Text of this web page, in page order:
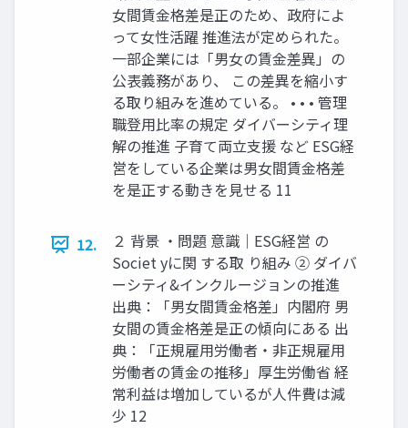
女間賃金格差是正のため、政府によ
って女性活躍 推進法が定められた。
一部企業には「男女の賃金差異」の
公表義務があり、 この差異を縮小す
る取り組みを進めている。 • • • 管理
職登用比率の規定 ダイバーシティ理
解の推進 子育て両立支援 など ESG経
営をしている企業は男女間賃金格差
を是正する動きを見せる 11
12.
２ 背景 ・問題 意識｜ESG経営 の
Societ yに関 する取 り組み ② ダイバ
ーシティ&インクルージョンの推進
出典：「男女間賃金格差」内閣府 男
女間の賃金格差是正の傾向にある 出
典：「正規雇用労働者・非正規雇用
労働者の賃金の推移」厚生労働省 経
常利益は増加しているが人件費は減
少 12